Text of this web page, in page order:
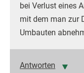
bei Verlust eines
mit dem man zur
Umbauten
Antworten